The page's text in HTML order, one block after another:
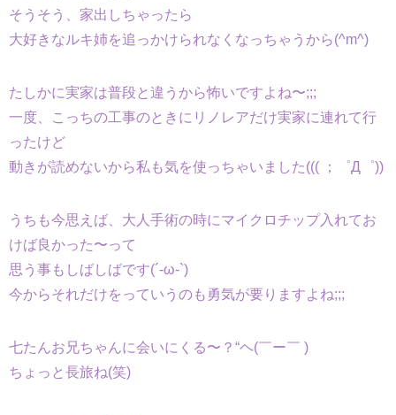
そうそう、家出しちゃったら
大好きなルキ姉を追っかけられなくなっちゃうから(^m^)
たしかに実家は普段と違うから怖いですよね〜;;;
一度、こっちの工事のときにリノレアだけ実家に連れて行
ったけど
動きが読めないから私も気を使っちゃいました((( ；゜Д゜))
うちも今思えば、大人手術の時にマイクロチップ入れてお
けば良かった〜って
思う事もしばしばです(´-ω-`)
今からそれだけをっていうのも勇気が要りますよね;;;
七たんお兄ちゃんに会いにくる〜？“ヘ(￣ー￣ )
ちょっと長旅ね(笑)